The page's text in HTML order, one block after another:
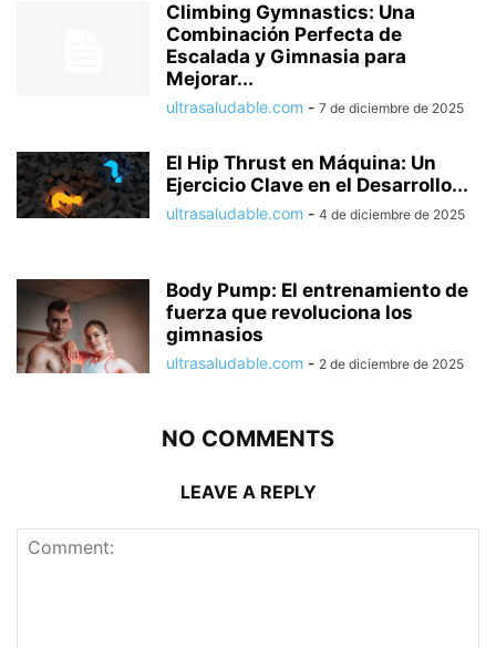
Climbing Gymnastics: Una
Combinación Perfecta de
Escalada y Gimnasia para
Mejorar...
ultrasaludable.com - 7 de diciembre de 2025
El Hip Thrust en Máquina: Un
Ejercicio Clave en el Desarrollo...
ultrasaludable.com - 4 de diciembre de 2025
Body Pump: El entrenamiento de
fuerza que revoluciona los
gimnasios
ultrasaludable.com - 2 de diciembre de 2025
NO COMMENTS
LEAVE A REPLY